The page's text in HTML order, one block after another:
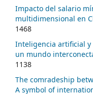
Impacto del salario
multidimensional en
1468
Inteligencia artificial y
un mundo
1138
The comradeship
A symbol of